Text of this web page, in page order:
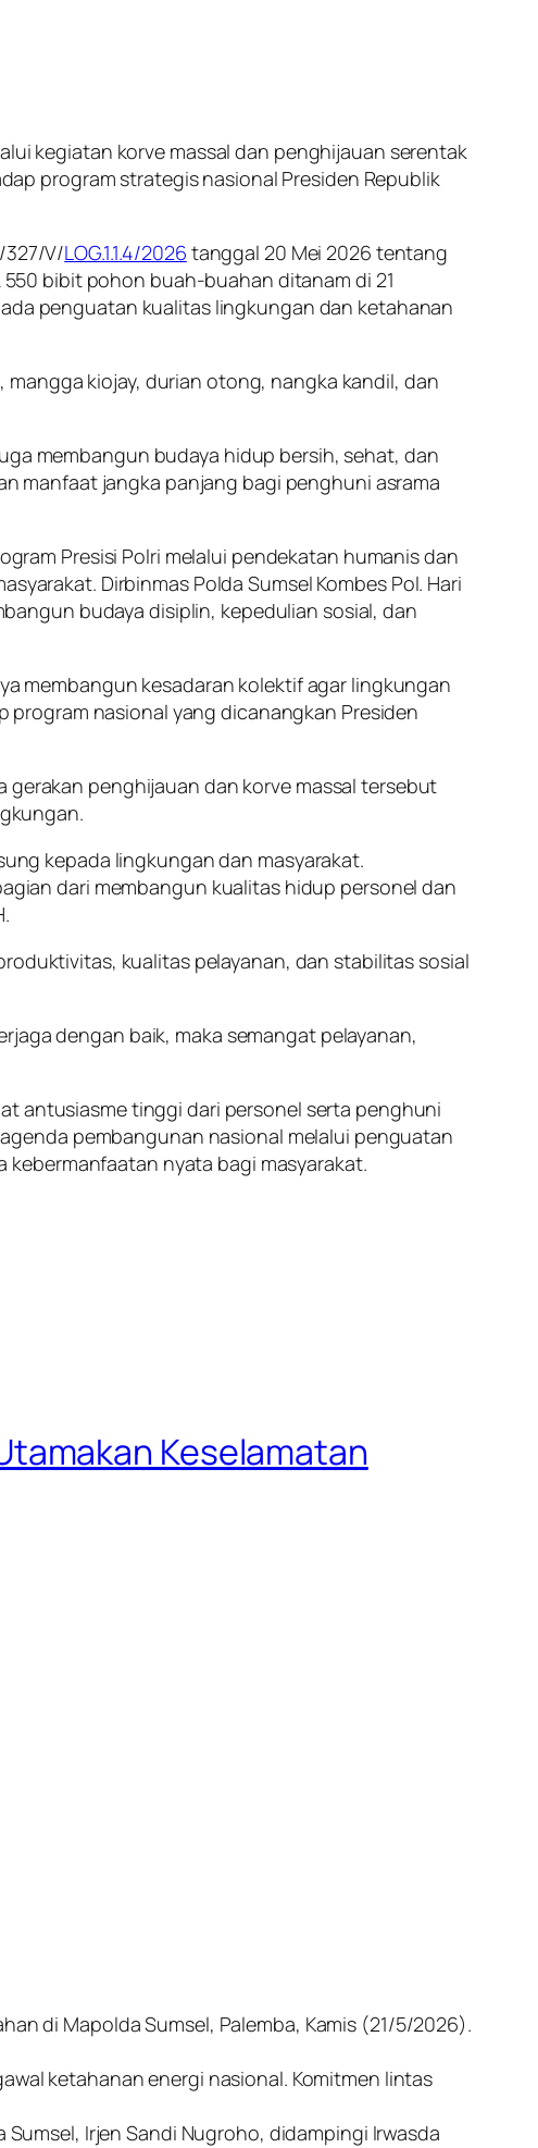
kegiatan korve massal dan penghijauan serentak
program strategis nasional Presiden Republik
327/V/LOG.1.1.4/2026 tanggal 20 Mei 2026 tentang
550 bibit pohon buah-buahan ditanam di 21
penguatan kualitas lingkungan dan ketahanan
kiojay, durian otong, nangka kandil, dan
membangun budaya hidup bersih, sehat, dan
manfaat jangka panjang bagi penghuni asrama
Presisi Polri melalui pendekatan humanis dan
Dirbinmas Polda Sumsel Kombes Pol. Hari
budaya disiplin, kepedulian sosial, dan
membangun kesadaran kolektif agar lingkungan
nasional yang dicanangkan Presiden
gerakan penghijauan dan korve massal tersebut
kepada lingkungan dan masyarakat.
dari membangun kualitas hidup personel dan
kualitas pelayanan, dan stabilitas sosial
dengan baik, maka semangat pelayanan,
antusiasme tinggi dari personel serta penghuni
pembangunan nasional melalui penguatan
nyata bagi masyarakat.
Keselamatan
di Mapolda Sumsel, Palemba, Kamis (21/5/2026).
ketahanan energi nasional. Komitmen lintas
Irjen Sandi Nugroho, didampingi Irwasda